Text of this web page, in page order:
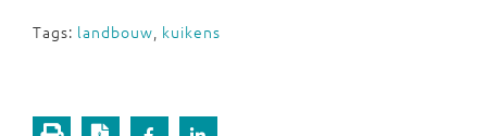
Tags: landbouw, kuikens